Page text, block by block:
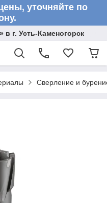
уточняйте по
г. Усть-Каменогорск
Сверление и